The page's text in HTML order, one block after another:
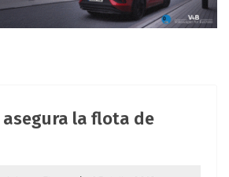
asegura la flota de